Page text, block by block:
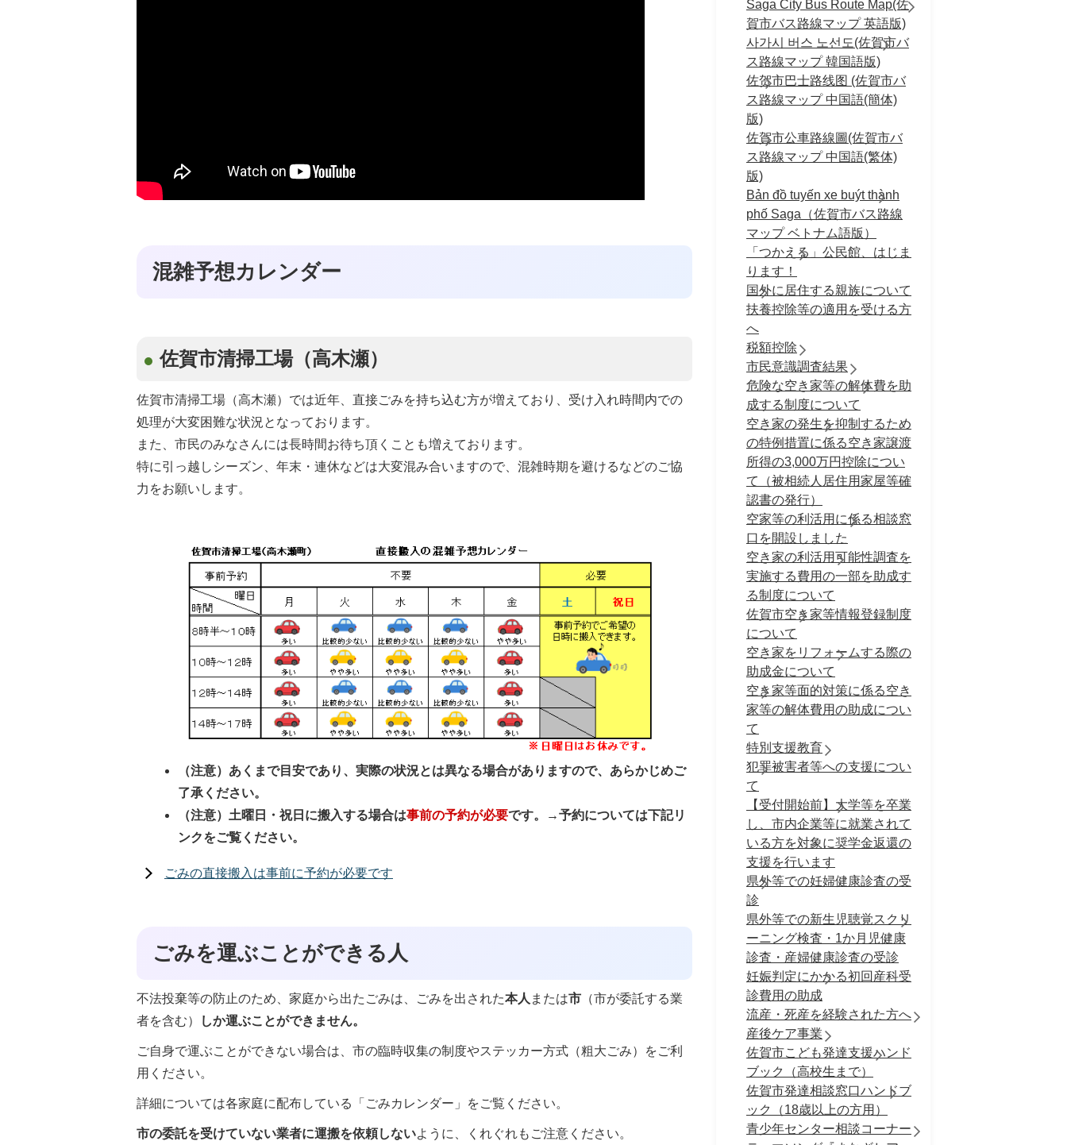
混雑予想カレンダー
佐賀市清掃工場（高木瀬）
佐賀市清掃工場（高木瀬）では近年、直接ごみを持ち込む方が増えており、受け入れ時間内での
処理が大変困難な状況となっております。
また、市民のみなさんには長時間お待ち頂くことも増えております。
特に引っ越しシーズン、年末・連休などは大変混み合いますので、混雑時期を避けるなどのご協
力をお願いします。
（注意）あくまで目安であり、実際の状況とは異なる場合がありますので、あらかじめご
了承ください。
（注意）土曜日・祝日に搬入する場合は事前の予約が必要です。→予約については下記リ
ンクをご覧ください。
ごみの直接搬入は事前に予約が必要です
ごみを運ぶことができる人
不法投棄等の防止のため、家庭から出たごみは、ごみを出された本人 または市 （市が委託する業
者を含む）
しか運ぶことができません。
ご自身で運ぶことができない場合は、市の臨時収集の制度やステッカー方式（粗大ごみ）をご利
用ください。
詳細については各家庭に配布している「ごみカレンダー」をご覧ください。
市の委託を受けていない業者に運搬を依頼しないように、くれぐれもご注意ください。
Saga City Bus Route Map(佐
賀市バス路線マップ 英語版)
사가시 버스 노선도(佐賀市バ
ス路線マップ 韓国語版)
佐贺市巴士路线图 (佐賀市バ
ス路線マップ 中国語(簡体)
版)
佐賀市公車路線圖(佐賀市バ
ス路線マップ 中国語(繁体)
版)
Bản đồ tuyến xe buýt thành
phố Saga（佐賀市バス路線
マップ ベトナム語版）
「つかえる」公民館、はじま
ります！
国外に居住する親族について
扶養控除等の適用を受ける方
へ
税額控除
市民意識調査結果
危険な空き家等の解体費を助
成する制度について
空き家の発生を抑制するため
の特例措置に係る空き家譲渡
所得の3,000万円控除につい
て（被相続人居住用家屋等確
認書の発行）
空家等の利活用に係る相談窓
口を開設しました
空き家の利活用可能性調査を
実施する費用の一部を助成す
る制度について
佐賀市空き家等情報登録制度
について
空き家をリフォームする際の
助成金について
空き家等面的対策に係る空き
家等の解体費用の助成につい
て
特別支援教育
犯罪被害者等への支援につい
て
【受付開始前】大学等を卒業
し、市内企業等に就業されて
いる方を対象に奨学金返還の
支援を行います
県外等での妊婦健康診査の受
診
県外等での新生児聴覚スクリ
ーニング検査・1か月児健康
診査・産婦健康診査の受診
妊娠判定にかかる初回産科受
診費用の助成
流産・死産を経験された方へ
産後ケア事業
佐賀市こども発達支援ハンド
ブック（高校生まで）
佐賀市発達相談窓口ハンドブ
ック（18歳以上の方用）
青少年センター相談コーナー